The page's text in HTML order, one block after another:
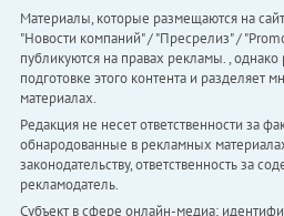
Материалы, которые размещаются на
"Новости компаний" / "Пресрелиз" /
публикуются на правах рекламы. , однако
подготовке этого контента и разделяет
материалах.
Редакция не несет ответственности за
обнародованные в рекламных
законодательству, ответственность за
рекламодатель.
Субъект в сфере онлайн-медиа;